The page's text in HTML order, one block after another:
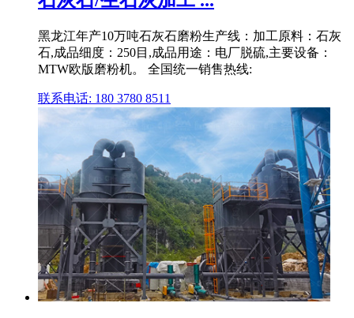
黑龙江年产10万吨石灰石磨粉生产线：加工原料：石灰
石,成品细度：250目,成品用途：电厂脱硫,主要设备：
MTW欧版磨粉机。 全国统一销售热线:
联系电话: 180 3780 8511